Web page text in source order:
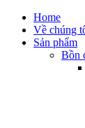
Home
Về chúng
Sản phẩm
Bồn